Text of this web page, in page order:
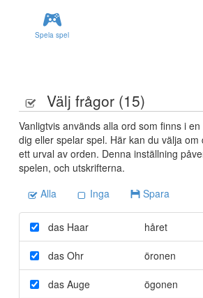
Spela spel
Välj frågor (15)
Vanligtvis används alla ord som finns i
dig eller spelar spel. Här kan du välja
ett urval av orden. Denna inställning
spelen, och utskrifterna.
Alla
Inga Spara
das Haar håret
das Ohr öronen
das Auge ögonen